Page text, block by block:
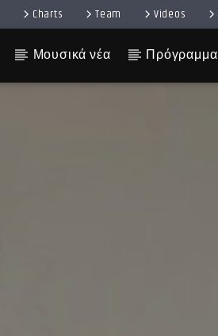
Charts Team Videos
Μουσικά νέα Πρόγραμμα